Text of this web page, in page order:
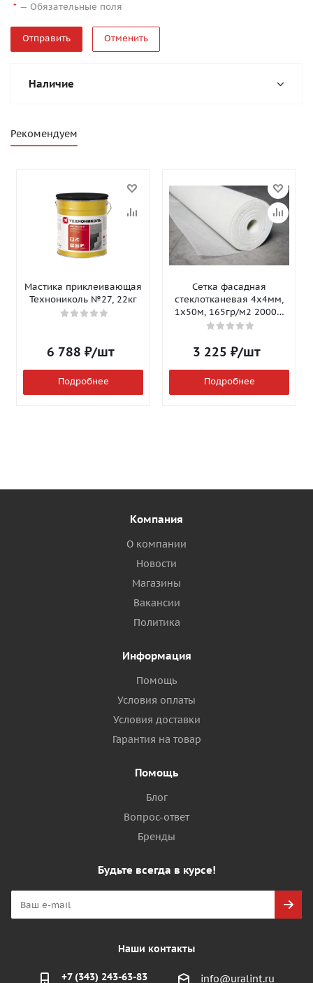
* — Обязательные поля
Отменить
Наличие
Рекомендуем
Мастика приклеивающая
Технониколь №27, 22кг
6 788 ₽/шт
Подробнее
Сетка фасадная
стеклотканевая 4х4мм,
1х50м, 165гр/м2 2000Н
Isomax-165
3 225 ₽/шт
Подробнее
Компания
О компании
Новости
Магазины
Вакансии
Политика
Информация
Помощь
Условия оплаты
Условия доставки
Гарантия на товар
Помощь
Блог
Вопрос-ответ
Бренды
Будьте всегда в курсе!
Наши контакты
+7 (343) 243-63-83 info@uralint.ru